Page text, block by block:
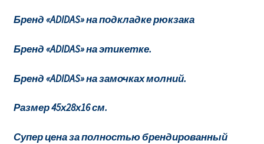
Бренд «ADIDAS» на подкладке рюкзака
Бренд «ADIDAS» на этикетке.
Бренд «ADIDAS» на замочках молний.
Размер 45х28х16 см.
Супер цена за полностью брендированный